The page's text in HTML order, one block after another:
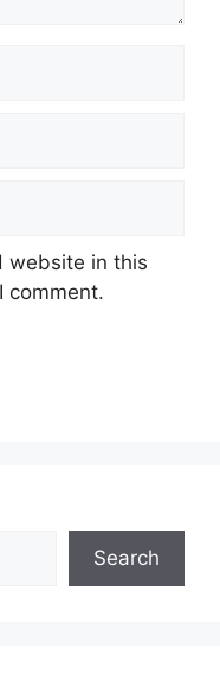
website in this
comment.
Search